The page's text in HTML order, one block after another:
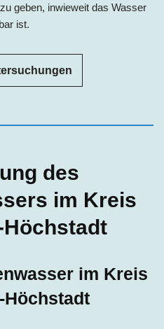
geben, inwieweit das Wasser
ist.
des
im Kreis
im Kreis
Höchstadt